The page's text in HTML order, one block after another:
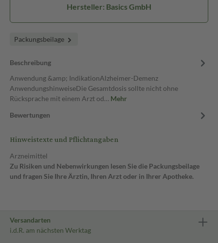
Hersteller: Basics GmbH
Packungsbeilage
Beschreibung
Anwendung &amp; IndikationAlzheimer-Demenz
AnwendungshinweiseDie Gesamtdosis sollte nicht ohne
Rücksprache mit einem Arzt od… Mehr
Bewertungen
Hinweistexte und Pflichtangaben
Arzneimittel
Zu Risiken und Nebenwirkungen lesen Sie die Packungsbeilage
und fragen Sie Ihre Ärztin, Ihren Arzt oder in Ihrer Apotheke.
Versandarten
i.d.R. am nächsten Werktag